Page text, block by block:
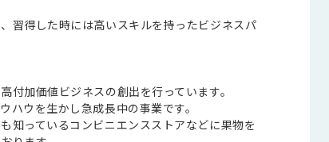
習得した時には高いスキルを持ったビジネスパ
付加価値ビジネスの創出を行っています。
ハウを生かし急成長中の事業です。
知っているコンビニエンスストアなどに果物を